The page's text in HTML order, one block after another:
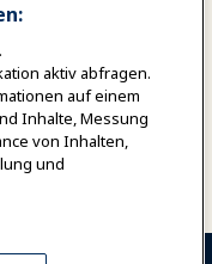
sich ändern
aktiv abfragen.
auf einem
Inhalte, Messung
von Inhalten,
und